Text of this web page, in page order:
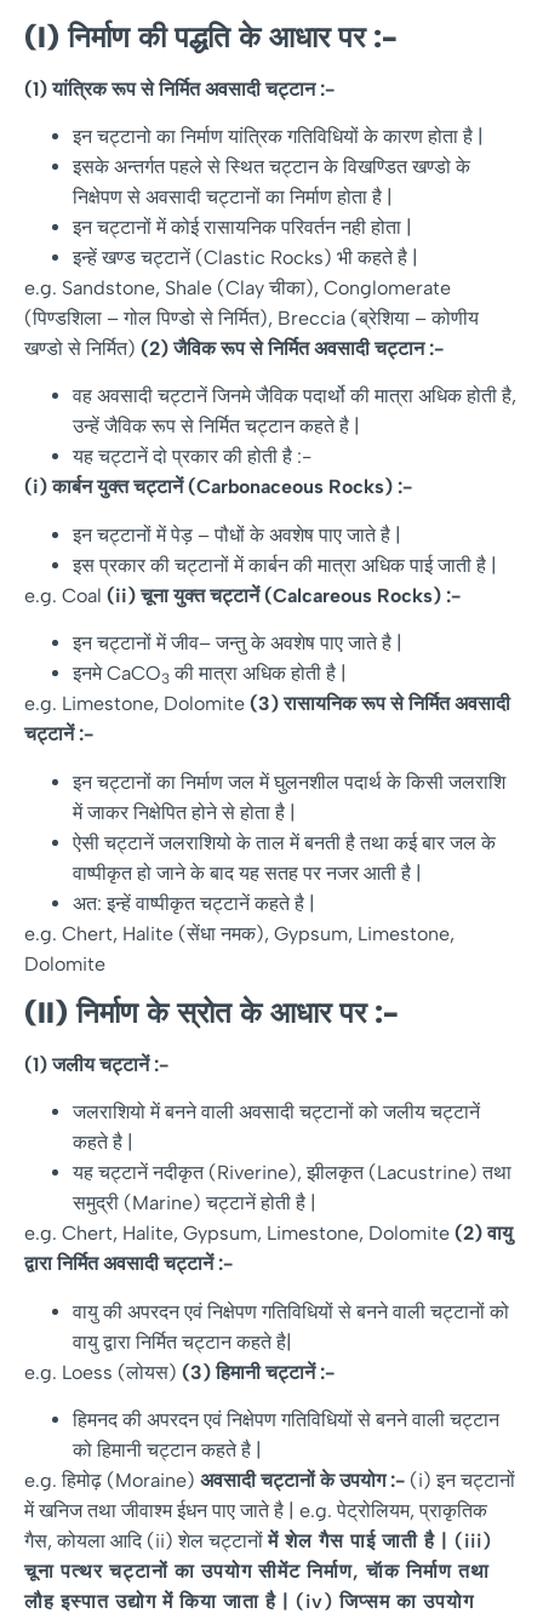
(I)निर्माण की पद्धति के आधार पर:-
(1)यांत्रिक रूप से निर्मित अवसादी चट्टान:-
इन चट्टानो का निर्माण यांत्रिक गतिविधियों के कारण होता है |
इसके अन्तर्गत पहले से स्थित चट्टान के विखण्डित खण्डो के
निक्षेपण से अवसादी चट्टानों का निर्माण होता है |
इन चट्टानों में कोई रासायनिक परिवर्तन नही होता |
इन्हें खण्ड चट्टानें (Clastic Rocks) भी कहते है |
e.g. Sandstone, Shale (Clay चीका), Conglomerate
(पिण्डशिला – गोल पिण्डो से निर्मित), Breccia (ब्रेशिया – कोणीय
खण्डो से निर्मित) (2)जैविक रूप से निर्मित अवसादी चट्टान:-
वह अवसादी चट्टानें जिनमे जैविक पदार्थो की मात्रा अधिक होती है,
उन्हें जैविक रूप से निर्मित चट्टान कहते है |
यह चट्टानें दो प्रकार की होती है :-
(i)कार्बन युक्त चट्टानें(Carbonaceous Rocks) :-
इन चट्टानों में पेड़ – पौधों के अवशेष पाए जाते है |
इस प्रकार की चट्टानों में कार्बन की मात्रा अधिक पाई जाती है |
e.g. Coal (ii)चूना युक्त चट्टानें(Calcareous Rocks) :-
इन चट्टानों में जीव– जन्तु के अवशेष पाए जाते है |
इनमे CaCO3 की मात्रा अधिक होती है |
e.g. Limestone, Dolomite (3)रासायनिक रूप से निर्मित अवसादी
चट्टानें:-
इन चट्टानों का निर्माण जल में घुलनशील पदार्थ के किसी जलराशि
में जाकर निक्षेपित होने से होता है |
ऐसी चट्टानें जलराशियो के ताल में बनती है तथा कई बार जल के
वाष्पीकृत हो जाने के बाद यह सतह पर नजर आती है |
अत: इन्हें वाष्पीकृत चट्टानें कहते है |
e.g. Chert, Halite (सेंधा नमक), Gypsum, Limestone,
Dolomite
(II)निर्माण के स्रोत के आधार पर:-
(1)जलीय चट्टानें:-
जलराशियो में बनने वाली अवसादी चट्टानों को जलीय चट्टानें
कहते है |
यह चट्टानें नदीकृत (Riverine), झीलकृत (Lacustrine) तथा
समुद्री (Marine) चट्टानें होती है |
e.g. Chert, Halite, Gypsum, Limestone, Dolomite (2)वायु
द्वारा निर्मित अवसादी चट्टानें:-
वायु की अपरदन एवं निक्षेपण गतिविधियों से बनने वाली चट्टानों को
वायु द्वारा निर्मित चट्टान कहते है|
e.g. Loess (लोयस) (3)हिमानी चट्टानें:-
हिमनद की अपरदन एवं निक्षेपण गतिविधियों से बनने वाली चट्टान
को हिमानी चट्टान कहते है |
e.g. हिमोढ़ (Moraine) अवसादी चट्टानों के उपयोग:- (i) इन चट्टानों
में खनिज तथा जीवाश्म ईधन पाए जाते है | e.g. पेट्रोलियम, प्राकृतिक
गैस, कोयला आदि (ii) शेल चट्टानोंमें शेल गैस पाई जाती है | (iii)
चूना पत्थर चट्टानों का उपयोग सीमेंट निर्माण, चॅाक निर्माण तथा
लौह इस्पात उद्योग में किया जाता है | (iv) जिप्सम का उपयोग